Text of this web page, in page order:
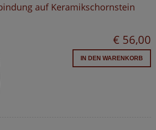
auf Keramikschornstein
€ 56,00
IN DEN WARENKORB